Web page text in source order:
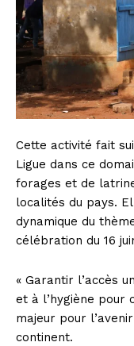
Cette activité fait
Ligue dans ce
forages et de
localités du pays.
dynamique du
célébration du 16
« Garantir l’accès
et à l’hygiène pour
majeur pour
continent.